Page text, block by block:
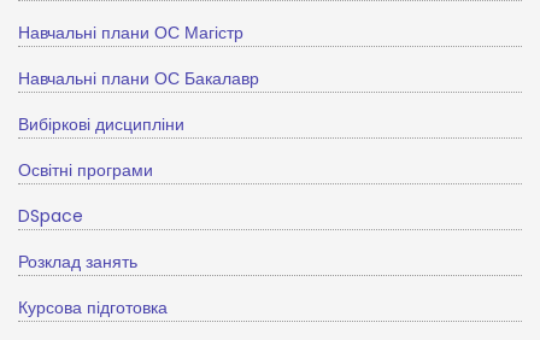
Навчальні плани ОС Магістр
Навчальні плани ОС Бакалавр
Вибіркові дисципліни
Освітні програми
DSpace
Розклад занять
Курсова підготовка